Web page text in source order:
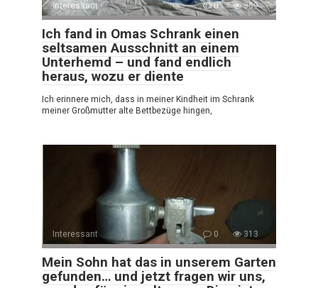
Interessant 0 359
Ich fand in Omas Schrank einen
seltsamen Ausschnitt an einem
Unterhemd – und fand endlich
heraus, wozu er diente
Ich erinnere mich, dass in meiner Kindheit im Schrank
meiner Großmutter alte Bettbezüge hingen,
Interessant 0 313
Mein Sohn hat das in unserem Garten
gefunden… und jetzt fragen wir uns,